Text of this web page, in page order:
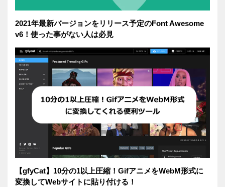
2021年最新バージョンをリリース予定のFont Awesome
v6！使った事がない人は必見
【gfyCat】10分の1以上圧縮！GifアニメをWebM形式に
変換してWebサイトに貼り付ける！